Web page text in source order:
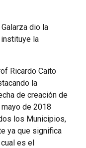
dio la
la
Ricardo Caito
la
de creación de
de 2018
los Municipios,
ya que significa
es el